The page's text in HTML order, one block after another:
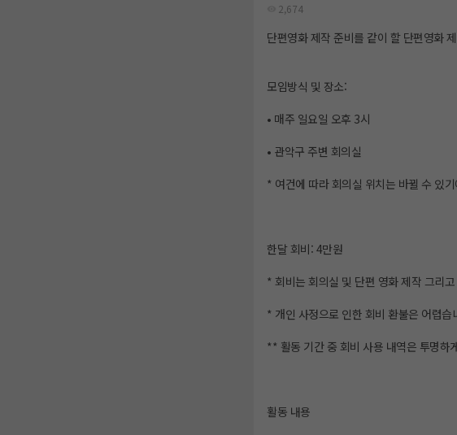
2,674
단편영화 제작 준비를 같이 할 단편영화
모임방식 및 장소:
• 매주 일요일 오후 3시
• 관악구 주변 회의실
* 여건에 따라 회의실 위치는 바뀔 수 있
한달 회비: 4만원
* 회비는 회의실 및 단편 영화 제작 그리
* 개인 사정으로 인한 회비 환불은 어렵습
** 활동 기간 중 회비 사용 내역은 투명하
활동 내용